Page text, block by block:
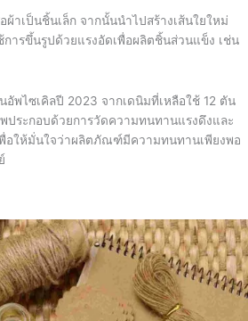
ผ้าเป็นชิ้นเล็ก จากนั้นนำไปสร้างเส้นใยใหม่
ารขึ้นรูปด้วยแรงอัดเพื่อผลิตชิ้นส่วนแข็ง เช่น
อัพไซเคิลปี 2023 จากเดนิมที่เหลือใช้ 12 ตัน
ระกอบด้วยการวัดความทนทานแรงดึงและ
อให้มั่นใจว่าผลิตภัณฑ์มีความทนทานเพียงพอ